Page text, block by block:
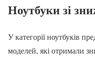
Ноутбуки зі
У категорії ноутбуків
моделей, які отримали